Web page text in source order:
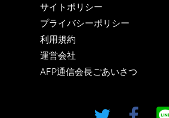
サイトポリシー
プライバシーポリシー
利用規約
運営会社
AFP通信会長ごあいさつ